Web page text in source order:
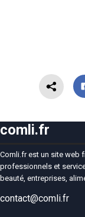
comli.fr
Comli.fr est un site web
professionnels et
beauté, entreprises,
contact@comli.fr